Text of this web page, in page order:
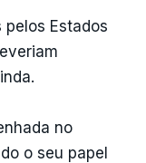
Estados
no
o seu papel